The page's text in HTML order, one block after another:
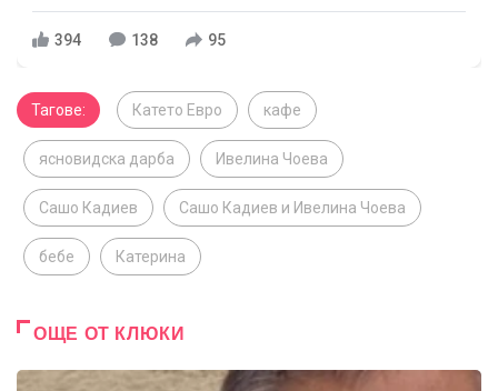
394 138 95
Тагове: Катето Евро кафе
ясновидска дарба Ивелина Чоева
Сашо Кадиев Сашо Кадиев и Ивелина Чоева
бебе Катерина
ОЩЕ ОТ КЛЮКИ